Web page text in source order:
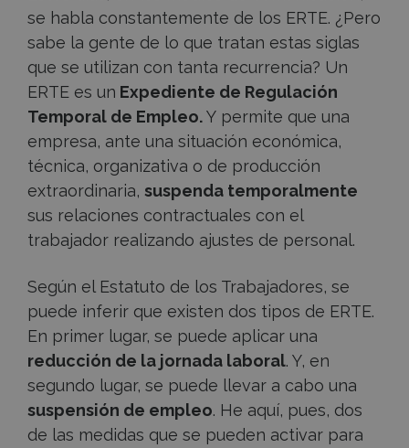
se habla constantemente de los ERTE. ¿Pero
sabe la gente de lo que tratan estas siglas
que se utilizan con tanta recurrencia? Un
ERTE es un Expediente de Regulación
Temporal de Empleo.Y permite que una
empresa, ante una situación económica,
técnica, organizativa o de producción
extraordinaria, suspenda temporalmente
sus relaciones contractuales con el
trabajador realizando ajustes de personal.
Según el Estatuto de los Trabajadores, se
puede inferir que existen dos tipos de ERTE.
En primer lugar, se puede aplicar una
reducción de la jornada laboral. Y, en
segundo lugar, se puede llevar a cabo una
suspensión de empleo. He aquí, pues, dos
de las medidas que se pueden activar para